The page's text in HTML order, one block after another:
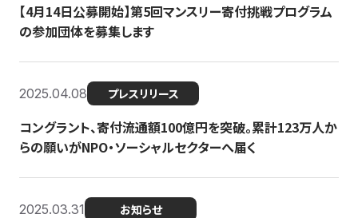
【4月14日公募開始】第5回マンスリー寄付挑戦プログラム
の参加団体を募集します
2025.04.08 プレスリリース
コングラント、寄付流通額100億円を突破。累計123万人か
らの願いがNPO・ソーシャルセクターへ届く
2025.03.31 お知らせ